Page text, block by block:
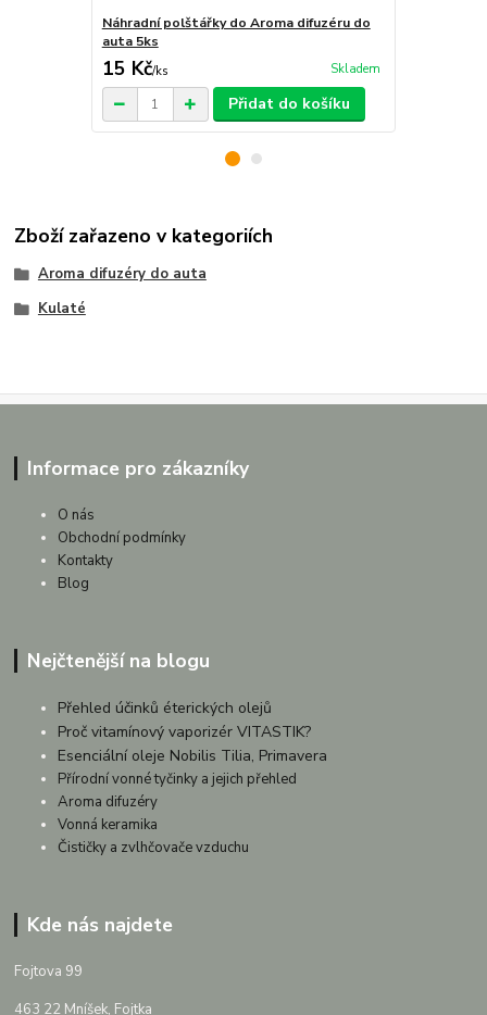
Náhradní polštářky do Aroma difuzéru do
auta 5ks
15 Kč/ks Skladem
Přidat do košíku
Zboží zařazeno v kategoriích
Aroma difuzéry do auta
Kulaté
Informace pro zákazníky
O nás
Obchodní podmínky
Kontakty
Blog
Nejčtenější na blogu
Přehled účinků éterických olejů
Proč vitamínový vaporizér VITASTIK?
Esenciální oleje Nobilis Tilia, Primavera
Přírodní vonné tyčinky a jejich přehled
Aroma difuzéry
Vonná keramika
Čističky a zvlhčovače vzduchu
Kde nás najdete
Fojtova 99
463 22 Mníšek, Fojtka